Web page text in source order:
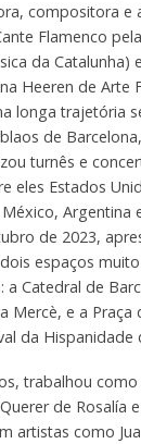
compositora e
Flamenco
da Catalunha)
Heeren de Arte
longa trajetória
de
turnês e
eles Estados
Argentina
de 2023,
espaços muito
a Catedral de
Mercè, e a Praça
da Hispanidade
trabalhou como
de Rosalía
artistas como